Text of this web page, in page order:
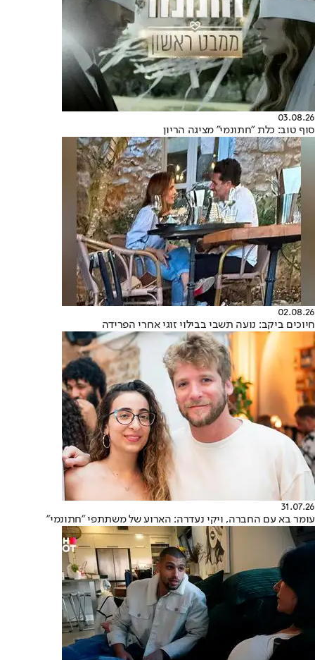
03.08.26
סוף טוב: כלת "חתונמי" מציגה הריון
02.08.26
חיוכים ביקב: נועה תשבי בבילוי זוגי אחרי הפרידה
31.07.26
עומר בא עם החברה, ויקי נעדרה: הארוע של משתתפי "חתונמי"